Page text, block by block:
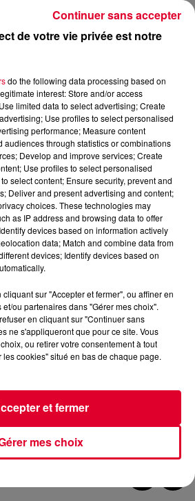
AU ZÉNITH DE PARIS CE VENDREDI
à 12h58 par Sophie DIAS
Crédit :
de votre vie privée est notre
do the following data processing based on
interest: Store and/or access
limited data to select advertising; Create
Use profiles to select personalised
performance; Measure content
audiences through statistics or combinations
Develop and improve services; Create
Use profiles to select personalised
select content; Ensure security, prevent and
Deliver and present advertising and content;
choices. These technologies may
as IP address and browsing data to offer
devices based on information actively
data; Match and combine data from
devices; Identify devices based on
sur "Accepter et fermer", ou affiner en
ou partenaires dans "Gérer mes choix".
en cliquant sur "Continuer sans
ne s'appliqueront que pour ce site. Vous
ou retirer votre consentement à tout
cookies" situé en bas de chaque page.
mes choix
et fermer
Continuer sans accepter